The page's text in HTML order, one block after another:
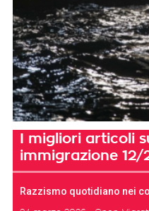
I migliori articoli
immigrazione 12/
Razzismo quotidiano nei